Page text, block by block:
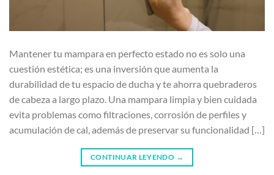
Mantener tu mampara en perfecto estado no es solo una
cuestión estética; es una inversión que aumenta la
durabilidad de tu espacio de ducha y te ahorra quebraderos
de cabeza a largo plazo. Una mampara limpia y bien cuidada
evita problemas como filtraciones, corrosión de perfiles y
acumulación de cal, además de preservar su funcionalidad […]
CONTINUAR LEYENDO →